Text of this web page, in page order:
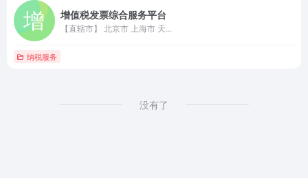
增值税发票综合服务平台
【直辖市】 北京市 上海市 天...
纳税服务
没有了